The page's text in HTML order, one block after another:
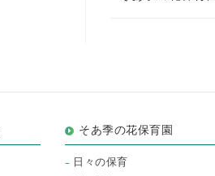
そあ季の花保育園
日々の保育